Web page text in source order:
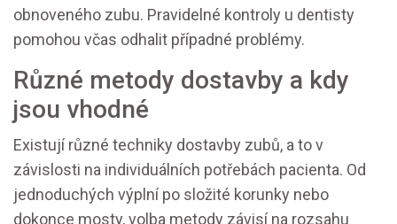
obnoveného zubu. Pravidelné kontroly u dentisty
pomohou včas odhalit případné problémy.
Různé metody dostavby a kdy
jsou vhodné
Existují různé techniky dostavby zubů, a to v
závislosti na individuálních potřebách pacienta. Od
jednoduchých výplní po složité korunky nebo
dokonce mosty, volba metody závisí na rozsahu